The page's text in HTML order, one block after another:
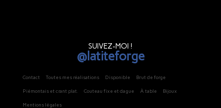
SUIVEZ-MOI !
@latiteforge
Contact Toutes mes réalisations Disponible Brut de forge
Piémontais et crant plat. Couteau fixe et dague À table Bijoux
Mentions légales